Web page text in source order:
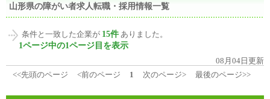
山形県の障がい者求人転職・採用情報一覧
条件と一致した企業が 15件 ありました。
1ページ中の1ページ目を表示
08月04日更新
<<先頭のページ
<前のページ 1 次のページ> 最後のページ>>